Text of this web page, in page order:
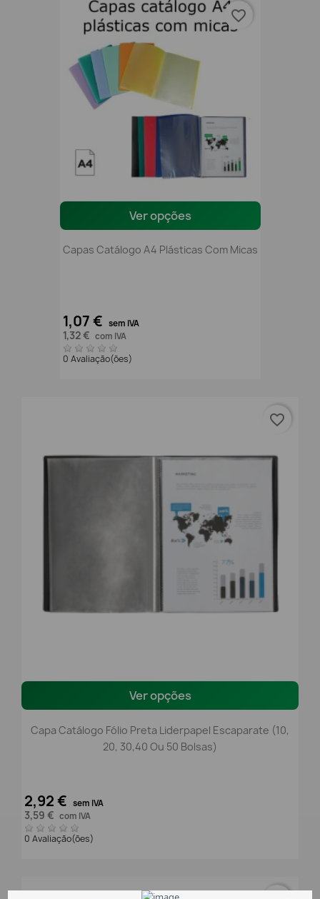
Ver opções
Capas Catálogo A4 Plásticas Com Micas
1,07 € sem IVA
1,32 € com IVA
0 Avaliação(ões)
favorite_border
Ver opções
Capa Catálogo Fólio Preta Liderpapel Escaparate (10,
20, 30,40 Ou 50 Bolsas)
2,92 € sem IVA
3,59 € com IVA
0 Avaliação(ões)
favorite_border